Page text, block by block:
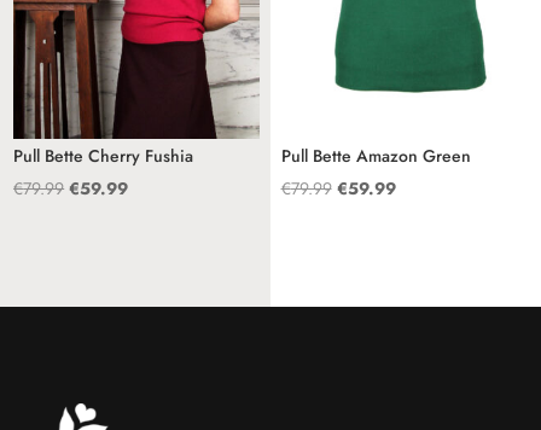
Pull Bette Cherry Fushia
€79.99 Oorspronkelijke
€59.99Huidige
Pull Bette Amazon Green
€79.99 Oorspronkelijke
€59.99Huidige